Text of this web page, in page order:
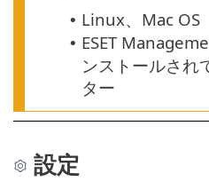
• Linux、Mac OS
• ESET
ンストールされ
ター
設定